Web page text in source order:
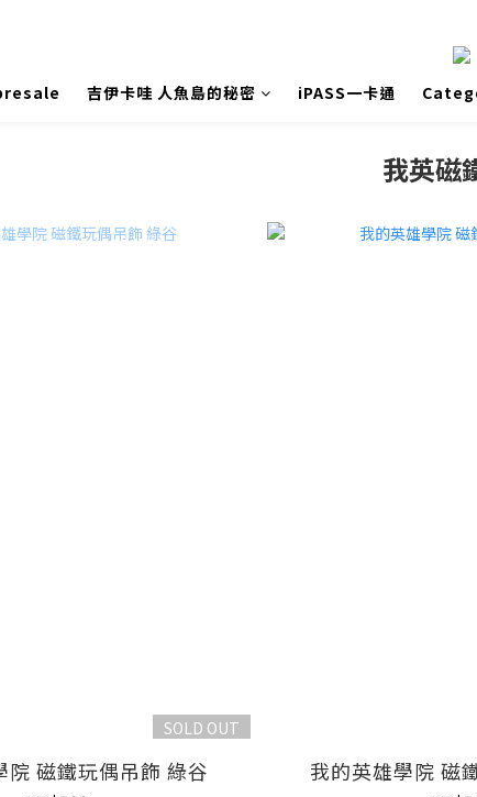
吉伊卡哇 人魚島的秘密 iPASS一卡通
我英磁
SOLD OUT
院 磁鐵玩偶吊飾 綠谷 我的英雄學院 磁